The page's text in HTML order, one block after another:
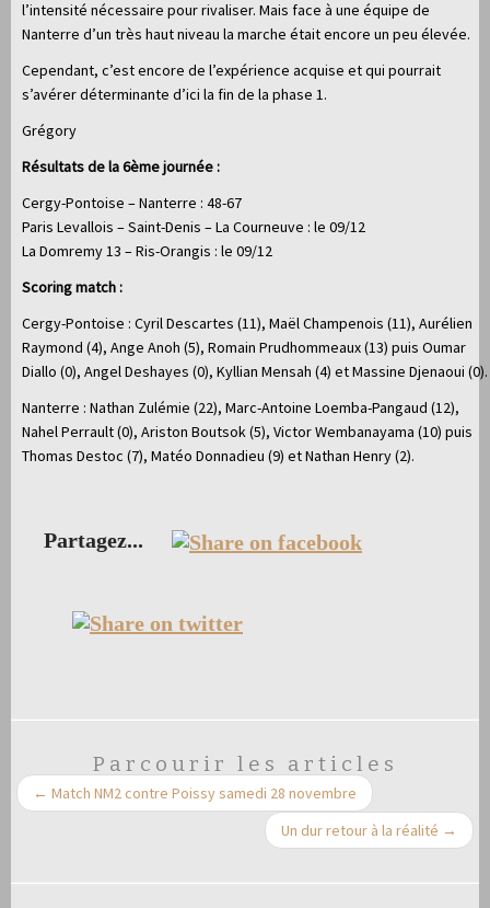
l’intensité nécessaire pour rivaliser. Mais face à une équipe de
Nanterre d’un très haut niveau la marche était encore un peu élevée.
Cependant, c’est encore de l’expérience acquise et qui pourrait
s’avérer déterminante d’ici la fin de la phase 1.
Grégory
Résultats de la 6ème journée :
Cergy-Pontoise – Nanterre : 48-67
Paris Levallois – Saint-Denis – La Courneuve : le 09/12
La Domremy 13 – Ris-Orangis : le 09/12
Scoring match :
Cergy-Pontoise : Cyril Descartes (11), Maël Champenois (11), Aurélien
Raymond (4), Ange Anoh (5), Romain Prudhommeaux (13) puis Oumar
Diallo (0), Angel Deshayes (0), Kyllian Mensah (4) et Massine Djenaoui (0).
Nanterre : Nathan Zulémie (22), Marc-Antoine Loemba-Pangaud (12),
Nahel Perrault (0), Ariston Boutsok (5), Victor Wembanayama (10) puis
Thomas Destoc (7), Matéo Donnadieu (9) et Nathan Henry (2).
Partagez...
Parcourir les articles
← Match NM2 contre Poissy samedi 28 novembre
Un dur retour à la réalité →